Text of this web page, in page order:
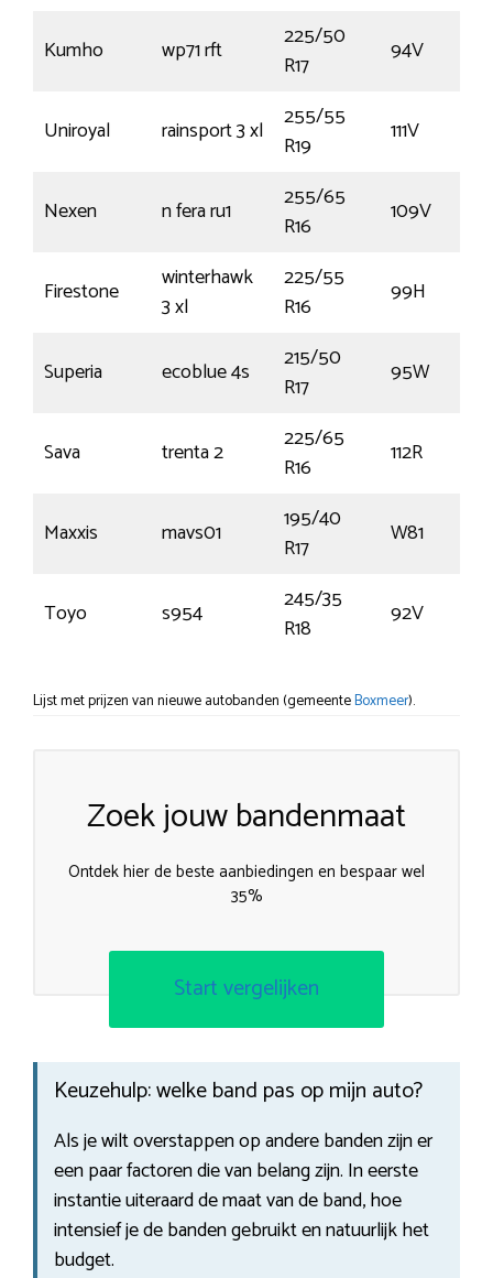
Kumho wp71 rft
225/50
R17
94V
Uniroyal rainsport 3 xl
255/55
R19
111V
Nexen n fera ru1
255/65
R16
109V
Firestone
winterhawk
3 xl
225/55
R16
99H
Superia ecoblue 4s
215/50
R17
95W
Sava trenta 2
225/65
R16
112R
Maxxis mavs01
195/40
R17
W81
Toyo s954
245/35
R18
92V
Lijst met prijzen van nieuwe autobanden (gemeenteBoxmeer).
Zoek jouw bandenmaat
Ontdek hier de beste aanbiedingen en bespaar wel
35%
Start vergelijken
Keuzehulp: welke band pas op mijn auto?
Als je wilt overstappen op andere banden zijn er
een paar factoren die van belang zijn. In eerste
instantie uiteraard de maat van de band, hoe
intensief je de banden gebruikt en natuurlijk het
budget.